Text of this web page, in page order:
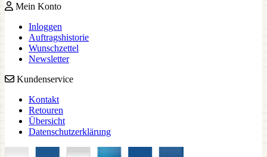
Mein Konto
Inloggen
Auftragshistorie
Wunschzettel
Newsletter
Kundenservice
Kontakt
Retouren
Übersicht
Datenschutzerklärung